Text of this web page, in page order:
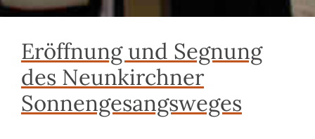
Eröffnung und Segnung
des Neunkirchner
Sonnengesangsweges